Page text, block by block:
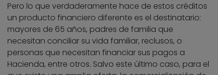
Pero lo que verdaderamente hace de estos créditos
un producto financiero diferente es el destinatario:
mayores de 65 años, padres de familia que
necesitan conciliar su vida familiar, reclusos, o
personas que necesitan financiar sus pagos a
Hacienda, entre otros. Salvo este último caso, para el